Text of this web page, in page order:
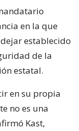
en la que
establecido
de la
estatal.
en su propia
no es una
Kast,